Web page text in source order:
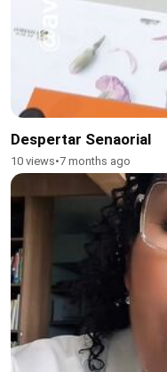
Despertar Senaorial
10 views•7 months ago